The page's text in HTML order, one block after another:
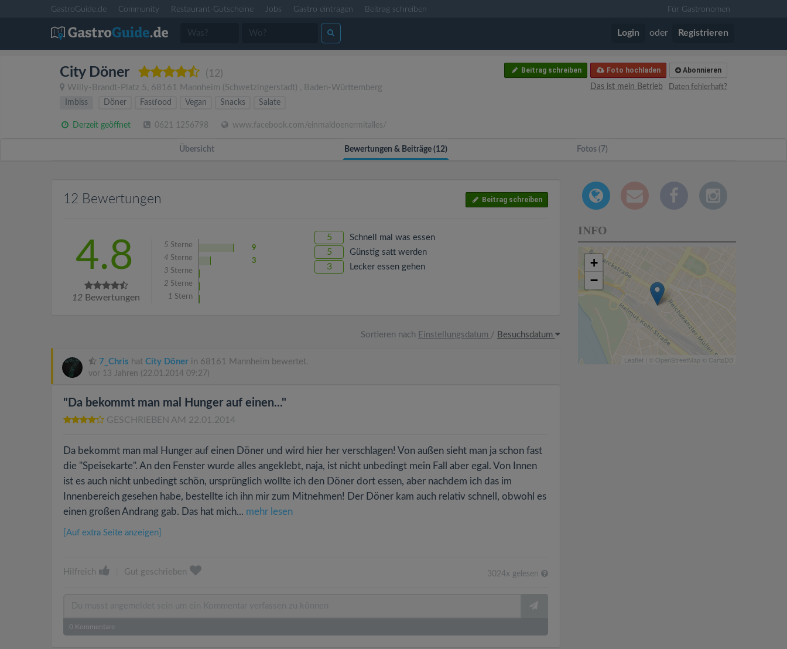
GastroGuide.de Community Restaurant-Gutscheine Jobs Gastro eintragen Beitrag schreiben Für Gastronomen
Login oder Registrieren
City Döner (12)
Willy-Brandt-Platz 5 , 68161 Mannheim (Schwetzingerstadt) , Baden-Württemberg
Abonnieren
Foto hochladen
Beitrag schreiben
Daten fehlerhaft?
Das ist mein Betrieb
Imbiss
Döner Fastfood Vegan Snacks Salate
Derzeit geöffnet 0621 1256798 www.facebook.com/einmaldoenermitalles/
Übersicht Bewertungen & Beiträge (12) Fotos (7)
12 Bewertungen Beitrag schreiben
4.8
12 Bewertungen
5 Sterne
9
4 Sterne
3
3 Sterne
2 Sterne
1 Stern
5 Schnell mal was essen
5 Günstig satt werden
3 Lecker essen gehen
Sortieren nach Einstellungsdatum / Besuchsdatum
7_Chris hat City Döner in 68161 Mannheim bewertet.
vor 13 Jahren (22.01.2014 09:27)
"Da bekommt man mal Hunger auf einen..."
GESCHRIEBEN AM 22.01.2014
Da bekommt man mal Hunger auf einen Döner und wird hier her verschlagen! Von außen sieht man ja schon fast
die ''Speisekarte''. An den Fenster wurde alles angeklebt, naja, ist nicht unbedingt mein Fall aber egal. Von Innen
ist es auch nicht unbedingt schön, ursprünglich wollte ich den Döner dort essen, aber nachdem ich das im
Innenbereich gesehen habe, bestellte ich ihn mir zum Mitnehmen! Der Döner kam auch relativ schnell, obwohl es
einen großen Andrang gab. Das hat mich... mehr lesen
[Auf extra Seite anzeigen]
Hilfreich Gut geschrieben 3024x gelesen
0 Kommentare
INFO
+
−
Leaflet | © OpenStreetMap © CartoDB